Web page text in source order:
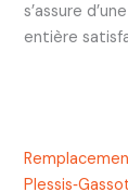
s’assure
entière